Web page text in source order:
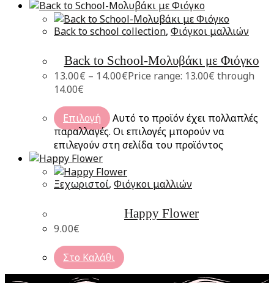
Back to school collection, Φιόγκοι μαλλιών
Back to School-Μολυβάκι με Φιόγκο
13.00€ – 14.00€Price range: 13.00€ through
14.00€
Επιλογή
Αυτό το προϊόν έχει πολλαπλές
παραλλαγές. Οι επιλογές μπορούν να
επιλεγούν στη σελίδα του προϊόντος
Ξεχωριστοί, Φιόγκοι μαλλιών
Happy Flower
9.00€
Στο Καλάθι